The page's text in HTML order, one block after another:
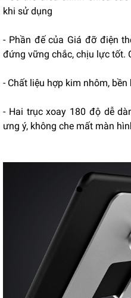
khi sử dụng
- Phần đế của Giá đỡ điện
đứng vững chắc, chịu lực tốt.
- Chất liệu hợp kim nhôm, bền
- Hai trục xoay 180 độ dễ
ưng ý, không che mất màn